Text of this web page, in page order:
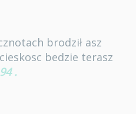
brodził asz
bedzie terasz
94 .